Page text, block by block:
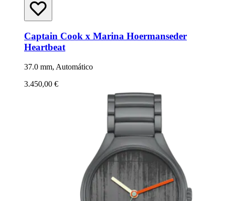
Captain Cook x Marina Hoermanseder
Heartbeat
37.0 mm, Automático
3.450,00 €